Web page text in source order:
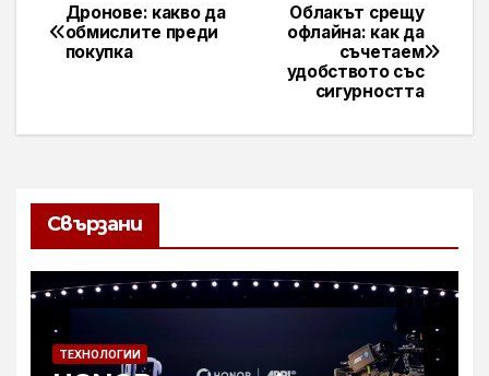
Навигация
Облакът срещу
офлайна: как да
съчетаем
удобството със
сигурността
Дронове: какво да
обмислите преди
покупка
Свързани
ТЕХНОЛОГИИ